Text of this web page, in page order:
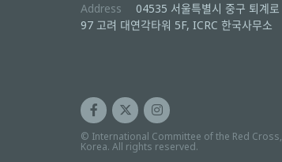
Address
04535 서울특별시 중구 퇴계로
97 고려 대연각타워 5F, ICRC 한국사무소
© International Committee of the Red Cross,
Korea. All rights reserved.